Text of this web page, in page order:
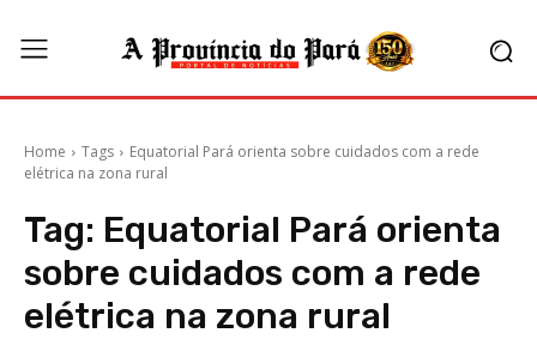
Home Tags
Equatorial Pará orienta sobre cuidados com a rede
elétrica na zona rural
Tag: Equatorial Pará orienta
sobre cuidados com a rede
elétrica na zona rural